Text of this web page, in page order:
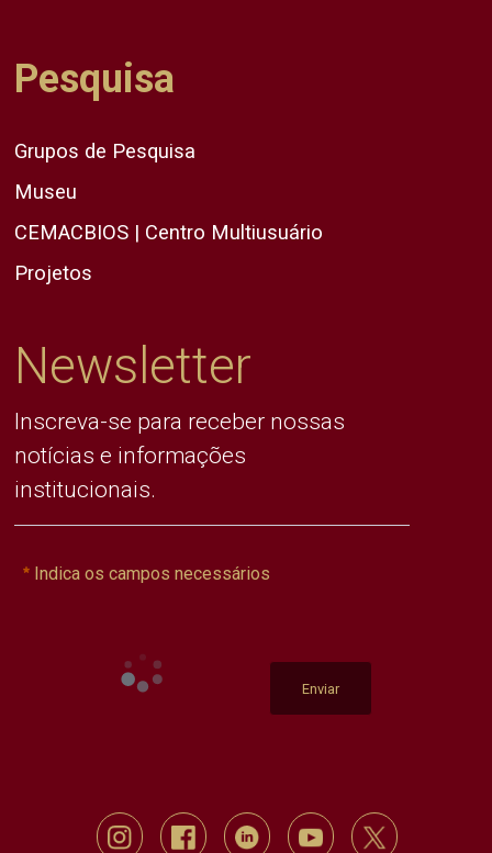
Pesquisa
Grupos de Pesquisa
Museu
CEMACBIOS | Centro Multiusuário
Projetos
Newsletter
Inscreva-se para receber nossas
notícias e informações
institucionais.
Indica os campos necessários
Enviar